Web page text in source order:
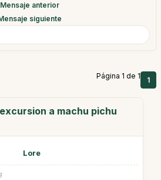
Mensaje anterior
siguiente
Página 1 de 1 1
a machu pichu
Lore